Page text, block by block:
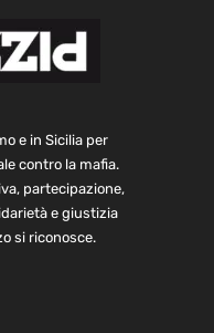
e in Sicilia per
contro la mafia.
partecipazione,
e giustizia
si riconosce.